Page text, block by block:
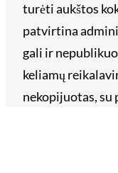
turėti aukštos
patvirtina
gali ir
keliamų
nekopijuotas,